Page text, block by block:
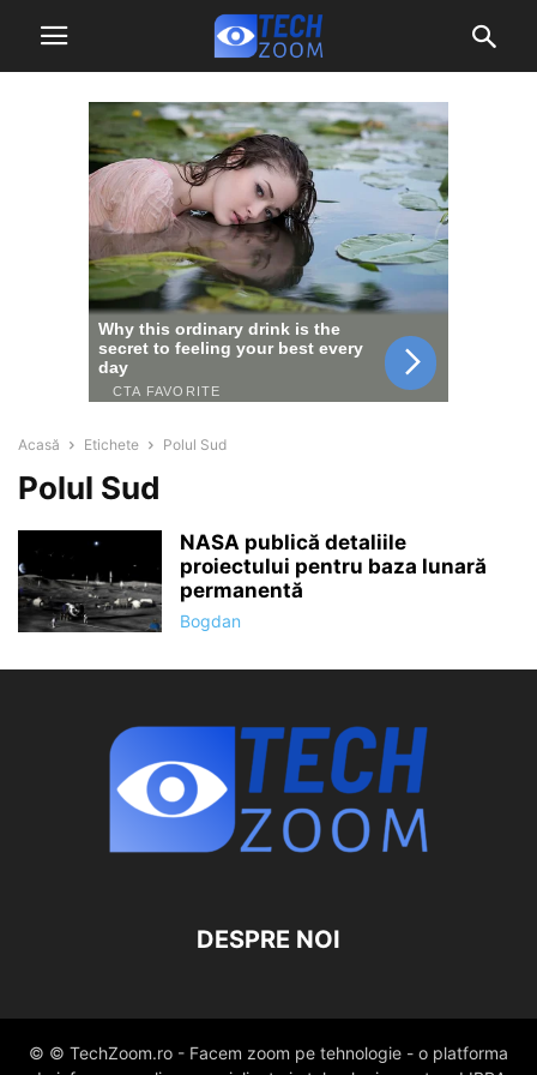
Acasă Etichete Polul Sud
Polul Sud
NASA publică detaliile
proiectului pentru baza lunară
permanentă
Bogdan
DESPRE NOI
© © TechZoom.ro - Facem zoom pe tehnologie - o platforma